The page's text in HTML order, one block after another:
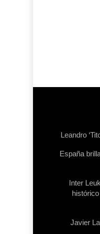
Leandro
España
Inter
Javier